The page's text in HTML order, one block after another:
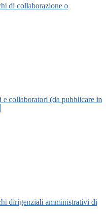
di collaborazione o
e collaboratori (da pubblicare in
dirigenziali amministrativi di